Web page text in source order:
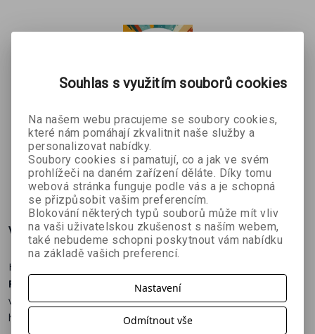
e Česko -
Shopping
Bronislav
Sobotka
269 Kč 299 Kč
English
September
Bronislav
Sobotka
346 Kč 449 Kč
e Česko -
Work & Jobs
Bronislav
Sobotka
269 Kč 299 Kč
Více o knize
Hello! Nadšený učitel angličtiny Broňa představuje kartičky
Rozmluvíme Česko
, které ti pomohou procvičit mluvený projev
v jazyce doma i na cestách. Trénujslovíčka, gramatikua
hlavně komunikaci.
Souhlas s využitím souborů cookies
Na našem webu pracujeme se soubory cookies,
které nám pomáhají zkvalitnit naše služby a
personalizovat nabídky.
Soubory cookies si pamatují, co a jak ve svém
prohlížeči na daném zařízení děláte. Díky tomu
webová stránka funguje podle vás a je schopná
se přizpůsobit vašim preferencím.
Blokování některých typů souborů může mít vliv
na vaši uživatelskou zkušenost s naším webem,
také nebudeme schopni poskytnout vám nabídku
na základě vašich preferencí.
Nastavení
Odmítnout vše